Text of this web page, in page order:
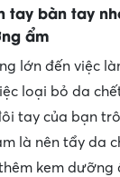
tay bàn tay
ẩm
lớn đến việc
loại bỏ da
tay của bạn
là nên tẩy da
kem dưỡng